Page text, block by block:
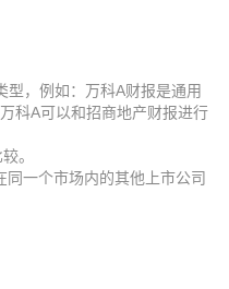
，例如：万科A财报是通用
科A可以和招商地产财报进行
。
一个市场内的其他上市公司